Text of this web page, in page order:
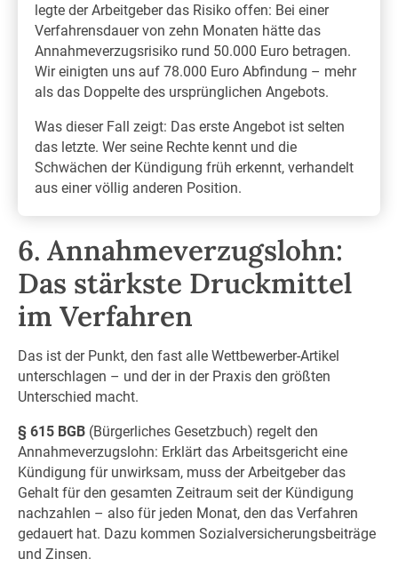
legte der Arbeitgeber das Risiko offen: Bei einer
Verfahrensdauer von zehn Monaten hätte das
Annahmeverzugsrisiko rund 50.000 Euro betragen.
Wir einigten uns auf 78.000 Euro Abfindung – mehr
als das Doppelte des ursprünglichen Angebots.
Was dieser Fall zeigt: Das erste Angebot ist selten
das letzte. Wer seine Rechte kennt und die
Schwächen der Kündigung früh erkennt, verhandelt
aus einer völlig anderen Position.
6. Annahmeverzugslohn:
Das stärkste Druckmittel
im Verfahren
Das ist der Punkt, den fast alle Wettbewerber-Artikel
unterschlagen – und der in der Praxis den größten
Unterschied macht.
§ 615 BGB(Bürgerliches Gesetzbuch) regelt den
Annahmeverzugslohn: Erklärt das Arbeitsgericht eine
Kündigung für unwirksam, muss der Arbeitgeber das
Gehalt für den gesamten Zeitraum seit der Kündigung
nachzahlen – also für jeden Monat, den das Verfahren
gedauert hat. Dazu kommen Sozialversicherungsbeiträge
und Zinsen.